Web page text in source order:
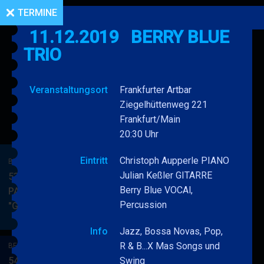
BERRY BLUE & BAND
53. JAZZ Matinee in den
PARKSIDE STUDIOS
"Gypsy Jazz"
&
BERRY BLUE & BAND
54. JAZZ Matinee in den
TERMINE
11.12.2019
BERRY BLUE
TRIO
Veranstaltungsort
Frankfurter Artbar
Ziegelhüttenweg 221
Frankfurt/Main
20:30 Uhr
Eintritt
Christoph Aupperle PIANO
Julian Keßler GITARRE
Berry Blue VOCAl,
Percussion
Info
Jazz, Bossa Novas, Pop,
R & B...X Mas Songs und
Swing